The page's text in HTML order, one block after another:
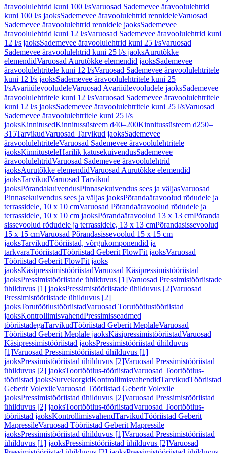
äravoolulehtrid kuni 100 l/sVaruosad Sademevee äravoolulehtrid
kuni 100 l/s jaoksSademevee äravoolulehtrid rennideleVaruosad
Sademevee äravoolulehtrid rennidele jaoksSademevee
äravoolulehtrid kuni 12 l/sVaruosad Sademevee äravoolulehtrid kuni
12 l/s jaoksSademevee äravoolulehtrid kuni 25 l/sVaruosad
Sademevee äravoolulehtrid kuni 25 l/s jaoksAurutõkke
elemendidVaruosad Aurutõkke elemendid jaoksSademevee
äravoolulehtritele kuni 12 l/sVaruosad Sademevee äravoolulehtritele
kuni 12 l/s jaoksSademevee äravoolulehtritele kuni 25
l/sAvariiülevooludeleVaruosad Avariiülevooludele jaoksSademevee
äravoolulehtritele kuni 12 l/sVaruosad Sademevee äravoolulehtritele
kuni 12 l/s jaoksSademevee äravoolulehtritele kuni 25 l/sVaruosad
Sademevee äravoolulehtritele kuni 25 l/s
jaoksKinnitusedKinnitussüsteem d40–200Kinnitussüsteem d250–
315TarvikudVaruosad Tarvikud jaoksSademevee
äravoolulehtriteleVaruosad Sademevee äravoolulehtritele
jaoksKinnitusteleHarilik katusekuivendusSademevee
äravoolulehtridVaruosad Sademevee äravoolulehtrid
jaoksAurutõkke elemendidVaruosad Aurutõkke elemendid
jaoksTarvikudVaruosad Tarvikud
jaoksPõrandakuivendusPinnasekuivendus sees ja väljasVaruosad
Pinnasekuivendus sees ja väljas jaoksPõrandaäravoolud rõdudele ja
terrassidele, 10 x 10 cmVaruosad Põrandaäravoolud rõdudele ja
terrassidele, 10 x 10 cm jaoksPõrandaäravoolud 13 x 13 cmPõranda
sissevoolud rõdudele ja terrassidele, 13 x 13 cmPõrandasissevoolud
15 x 15 cmVaruosad Põrandasissevoolud 15 x 15 cm
jaoksTarvikudTööriistad, võrgukomponendid ja
tarkvaraTööriistadTööriistad Geberit FlowFit jaoksVaruosad
Tööriistad Geberit FlowFit jaoks
jaoksKäsipressimistööriistadVaruosad Käsipressimistööriistad
jaoksPressimistööriistade ühilduvus [1]Varuosad Pressimistööriistade
ühilduvus [1] jaoksPressimistööriistade ühilduvus [2]Varuosad
Pressimistööriistade ühilduvus [2]
jaoksTorutöötlustööriistadVaruosad Torutöötlustööriistad
jaoksKontrollimisvahendPressimisseadmed
tööriistadegaTarvikudTööriistad Geberit MeplaleVaruosad
Tööriistad Geberit Meplale jaoksKäsipressimistööriistadVaruosad
Käsipressimistööriistad jaoksPressimistööriistad ühilduvus
[1]Varuosad Pressimistööriistad ühilduvus [1]
jaoksPressimistööriistad ühilduvus [2]Varuosad Pressimistööriistad
ühilduvus [2] jaoksToortöötlus-tööriistadVaruosad Toortöötlus-
tööriistad jaoksSurvekorgidKontrollimisvahendidTarvikudTööriistad
Geberit VolexileVaruosad Tööriistad Geberit Volexile
jaoksPressimistööriistad ühilduvus [2]Varuosad Pressimistööriistad
ühilduvus [2] jaoksToortöötlus-tööriistadVaruosad Toortöötlus-
tööriistad jaoksKontrollimisvahendTarvikudTööriistad Geberit
MapressileVaruosad Tööriistad Geberit Mapressile
jaoksPressimistööriistad ühilduvus [1]Varuosad Pressimistööriistad
ühilduvus [1] jaoksPressimistööriistad ühilduvus [2]Varuosad